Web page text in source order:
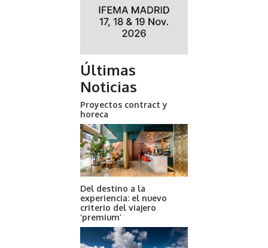
Últimas
Noticias
Proyectos contract y
horeca
Del destino a la
experiencia: el nuevo
criterio del viajero
‘premium’